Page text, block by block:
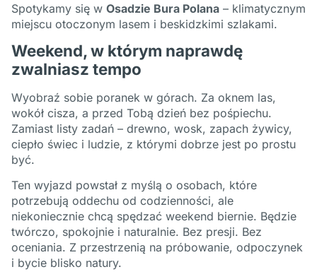
Spotykamy się w Osadzie Bura Polana – klimatycznym
miejscu otoczonym lasem i beskidzkimi szlakami.
Weekend, w którym naprawdę
zwalniasz tempo
Wyobraź sobie poranek w górach. Za oknem las,
wokół cisza, a przed Tobą dzień bez pośpiechu.
Zamiast listy zadań – drewno, wosk, zapach żywicy,
ciepło świec i ludzie, z którymi dobrze jest po prostu
być.
Ten wyjazd powstał z myślą o osobach, które
potrzebują oddechu od codzienności, ale
niekoniecznie chcą spędzać weekend biernie. Będzie
twórczo, spokojnie i naturalnie. Bez presji. Bez
oceniania. Z przestrzenią na próbowanie, odpoczynek
i bycie blisko natury.